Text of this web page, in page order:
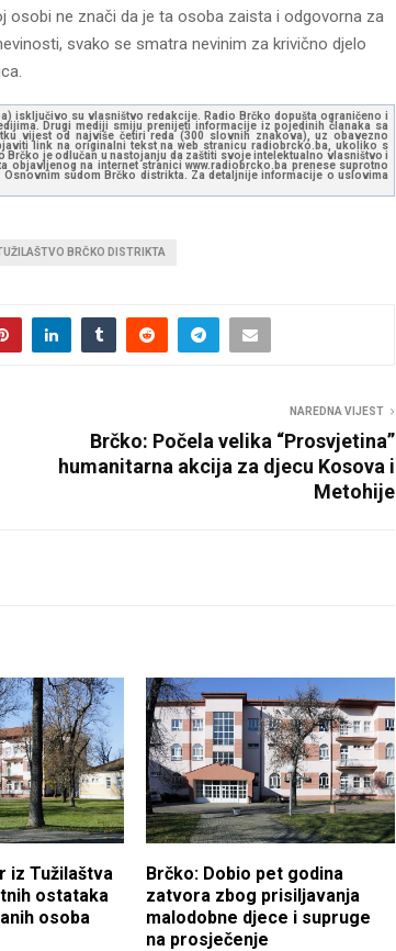
osobi ne znači da je ta osoba zaista i odgovorna za
svako se smatra nevinim za krivično djelo
isključivo su vlasništvo redakcije. Radio Brčko dopušta ograničeno i
Drugi mediji smiju prenijeti informacije iz pojedinih članaka sa
vijest od najviše četiri reda (300 slovnih znakova), uz obavezno
link na originalni tekst na web stranicu radiobrcko.ba, ukoliko s
je odlučan u nastojanju da zaštiti svoje intelektualno vlasništvo i
na internet stranici www.radiobrcko.ba prenese suprotno
sudom Brčko distrikta. Za detaljnije informacije o uslovima
BRČKO DISTRIKTA
NAREDNA VIJEST
Brčko: Počela velika “Prosvjetina”
humanitarna akcija za djecu Kosova i
Metohije
iz Tužilaštva
ostataka
osoba
Brčko: Dobio pet godina
zatvora zbog prisiljavanja
malodobne djece i supruge
na prosječenje